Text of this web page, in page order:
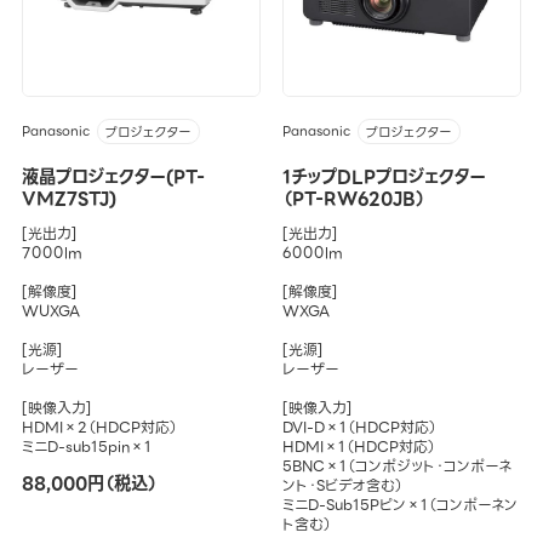
Panasonic プロジェクター
液晶プロジェクター(PT-
VMZ7STJ)
[光出力]
7000lm
[解像度]
WUXGA
[光源]
レーザー
[映像入力]
HDMI×2（HDCP対応）
ミニD-sub15pin×1
88,000円（税込）
Panasonic プロジェクター
1チップDLPプロジェクター
（PT-RW620JB）
[光出力]
6000lm
[解像度]
WXGA
[光源]
レーザー
[映像入力]
DVI-D×1（HDCP対応）
HDMI×1（HDCP対応）
5BNC×1（コンポジット・コンポーネ
ント・Sビデオ含む）
ミニD-Sub15Pピン×1（コンポーネン
ト含む）